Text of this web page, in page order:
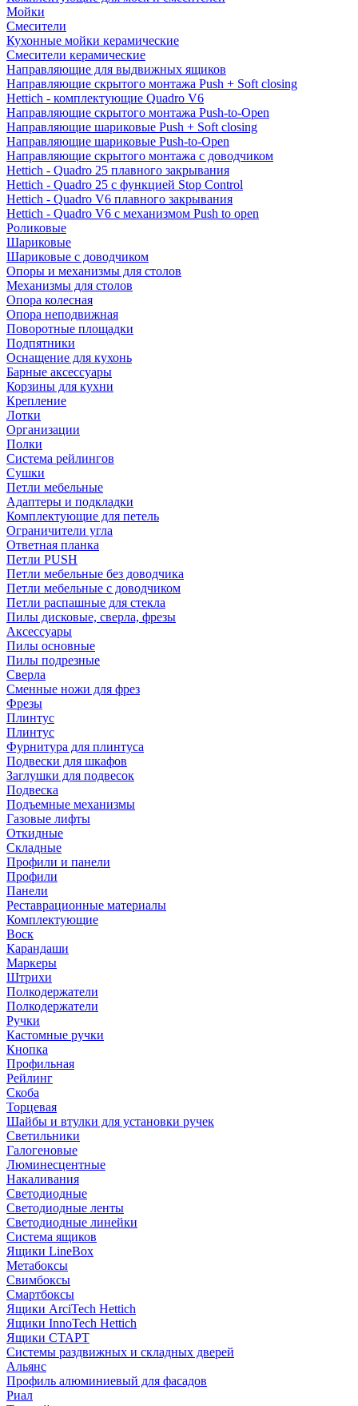
Мойки
Смесители
Кухонные мойки керамические
Смесители керамические
Направляющие для выдвижных ящиков
Направляющие скрытого монтажа Push + Soft closing
Hettich - комплектующие Quadro V6
Направляющие скрытого монтажа Push-to-Open
Направляющие шариковые Push + Soft closing
Направляющие шариковые Push-to-Open
Направляющие скрытого монтажа с доводчиком
Hettich - Quadro 25 плавного закрывания
Hettich - Quadro 25 с функцией Stop Control
Hettich - Quadro V6 плавного закрывания
Hettich - Quadro V6 с механизмом Push to open
Роликовые
Шариковые
Шариковые с доводчиком
Опоры и механизмы для столов
Механизмы для столов
Опора колесная
Опора неподвижная
Поворотные площадки
Подпятники
Оснащение для кухонь
Барные аксессуары
Корзины для кухни
Крепление
Лотки
Организации
Полки
Система рейлингов
Сушки
Петли мебельные
Адаптеры и подкладки
Комплектующие для петель
Ограничители угла
Ответная планка
Петли PUSH
Петли мебельные без доводчика
Петли мебельные с доводчиком
Петли распашные для стекла
Пилы дисковые, сверла, фрезы
Аксессуары
Пилы основные
Пилы подрезные
Сверла
Сменные ножи для фрез
Фрезы
Плинтус
Плинтус
Фурнитура для плинтуса
Подвески для шкафов
Заглушки для подвесок
Подвеска
Подъемные механизмы
Газовые лифты
Откидные
Складные
Профили и панели
Профили
Панели
Реставрационные материалы
Комплектующие
Воск
Карандаши
Маркеры
Штрихи
Полкодержатели
Полкодержатели
Ручки
Кастомные ручки
Кнопка
Профильная
Рейлинг
Скоба
Торцевая
Шайбы и втулки для установки ручек
Светильники
Галогеновые
Люминесцентные
Накаливания
Светодиодные
Светодиодные ленты
Светодиодные линейки
Система ящиков
Ящики LineBox
Метабоксы
Свимбоксы
Смартбоксы
Ящики ArciTech Hettich
Ящики InnoTech Hettich
Ящики СТАРТ
Системы раздвижных и складных дверей
Альянс
Профиль алюминиевый для фасадов
Риал